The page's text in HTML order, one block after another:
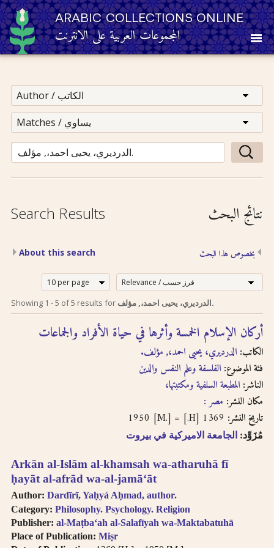
ARABIC COLLECTIONS ONLINE
المجموعات العربية على الانترنت
Other Resources
Browse
Browse by Category
Search
Search Results نتائج البحث
About this search بخصوص هذا البحث
Search tips in
Arabic
transliteration
of the books. As
searching
technologies for
Arabic OCR develop,
we intend to
introduce full-text
إرشادات للبحث لدى
استخدام الترجمة
الصوتية بالحروف
اللاتينية
إن عملية البحث التي تجريها في
هذا الموقع تعطي وصف
ببليوغرافي عن الكتاب
المسترجع باللغتين العربية
والانجليزية ولكنها لا تقدّم
إمكانية البحث بالنص الكامل.
عندما تتطوّر إمكانية استخدام
تقنيّة التعرّف الضوئي على
المحارف باللغة العربية في
Showing 1 -5 of5 results for الدرديري، يحيى احمد،, مؤلف.
Arkān al-Islām al-khamsah wa-atharuhā fī
ḥayāt al-afrād wa-al-jamāʻāt
Author: Dardīrī, Yaḥyá Aḥmad, author.
Category: Philosophy. Psychology. Religion
Publisher: al-Maṭbaʻah al-Salafīyah wa-Maktabatuhā
Place of Publication: Miṣr
أركان الإسلام الخمسة وأثرها في حياة الأفراد والجماعات
الكاتب: الدرديري، يحيى احمد،, مؤلف.
فئة الموضوع: الفلسفة وعلم النفس والدين
الناشر: المطبعة السلفية ومكتبتها،
مكان النشر: مصر :
تاريخ النشر:
مُزَوِّد: الجامعة الاميركية في بيروت